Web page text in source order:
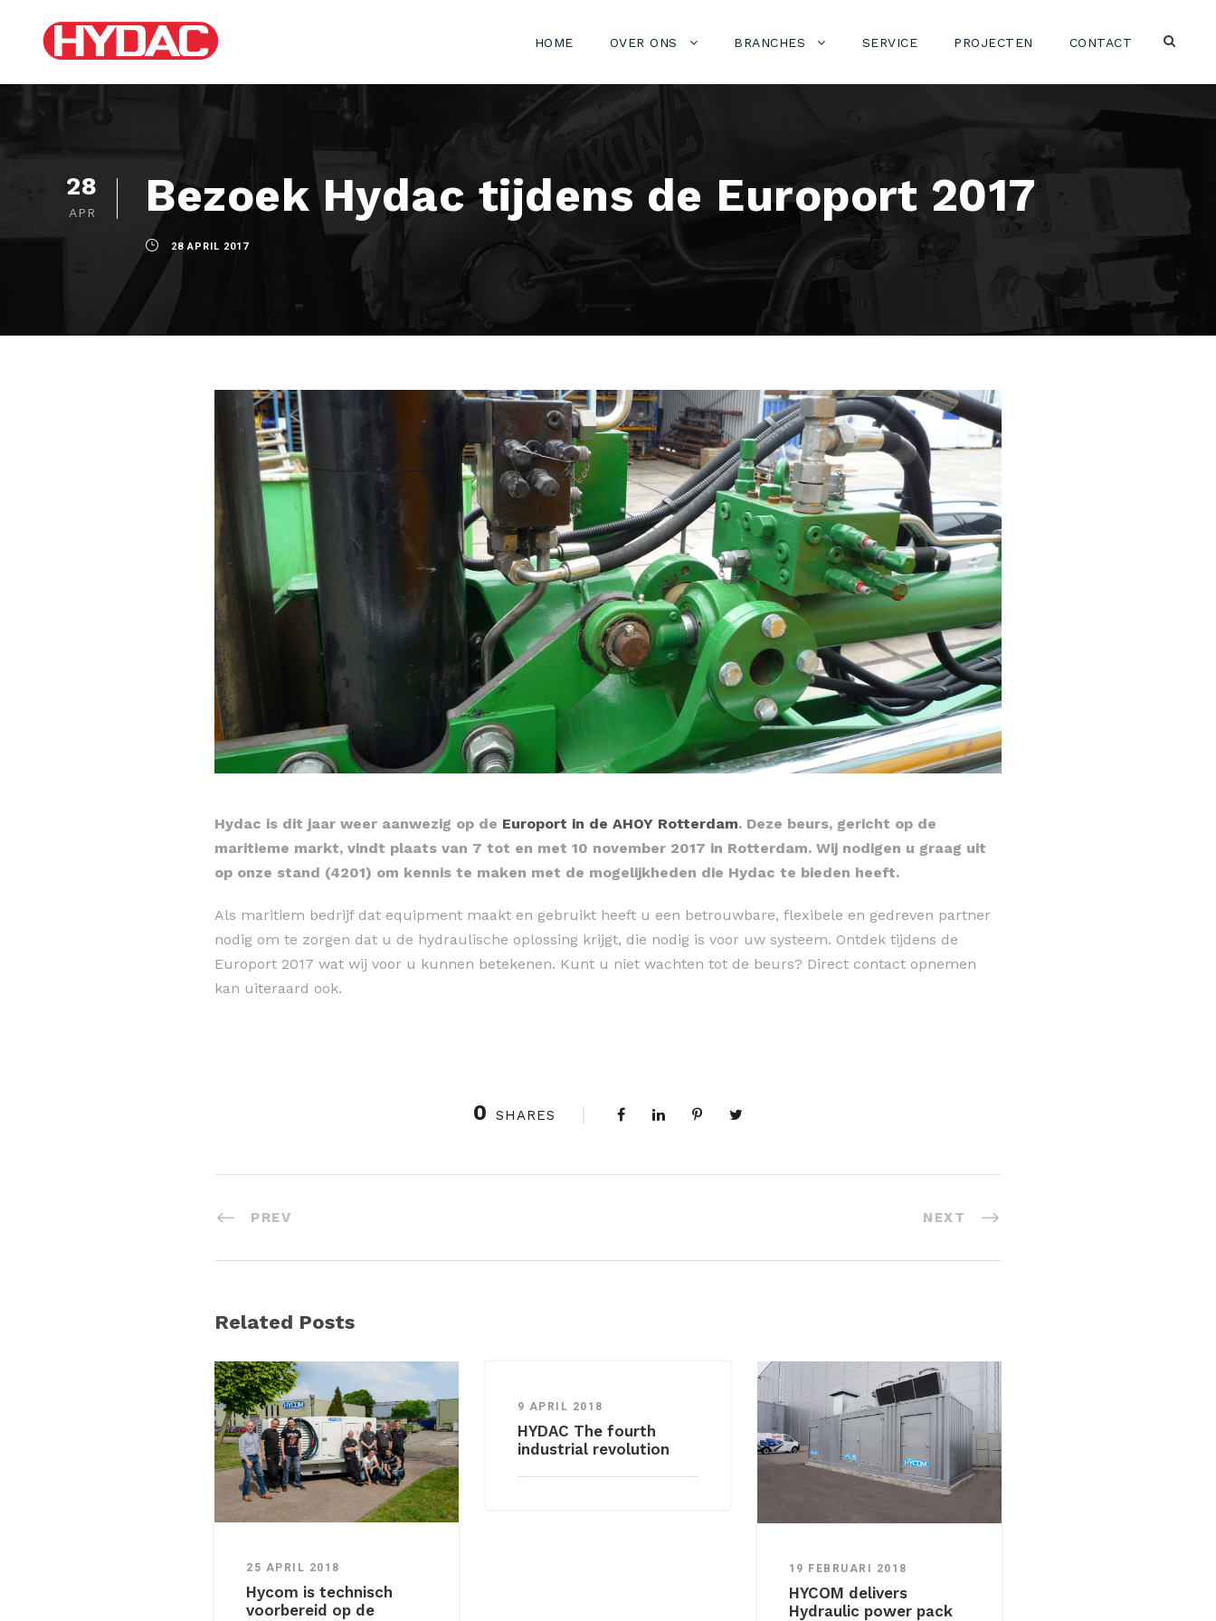
HOME OVER ONS BRANCHES SERVICE PROJECTEN CONTACT
28
APR Bezoek Hydac tijdens de Europort 2017
28 APRIL 2017
Hydac is dit jaar weer aanwezig op de Europort in de AHOY Rotterdam. Deze beurs, gericht op de
maritieme markt, vindt plaats van 7 tot en met 10 november 2017 in Rotterdam. Wij nodigen u graag uit
op onze stand (4201) om kennis te maken met de mogelijkheden die Hydac te bieden heeft.
Als maritiem bedrijf dat equipment maakt en gebruikt heeft u een betrouwbare, flexibele en gedreven partner
nodig om te zorgen dat u de hydraulische oplossing krijgt, die nodig is voor uw systeem. Ontdek tijdens de
Europort 2017 wat wij voor u kunnen betekenen. Kunt u niet wachten tot de beurs? Direct contact opnemen
kan uiteraard ook.
0 SHARES
PREV NEXT
Related Posts
25 APRIL 2018
Hycom is technisch
voorbereid op de
9 APRIL 2018
HYDAC The fourth
industrial revolution
19 FEBRUARI 2018
HYCOM delivers
Hydraulic power pack